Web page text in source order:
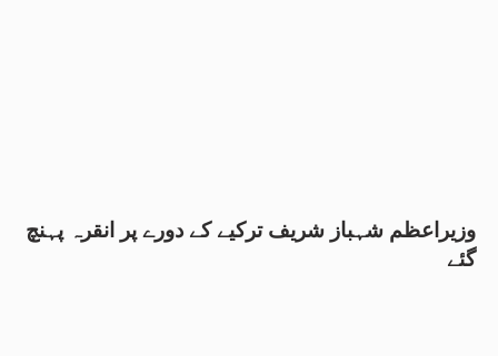
وزیراعظم شہباز شریف ترکیے کے دورے پر انقرہ پہنچ
گئے